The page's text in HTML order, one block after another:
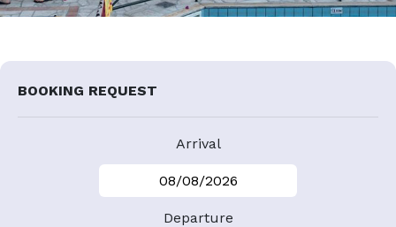
BOOKING REQUEST
Arrival
Departure